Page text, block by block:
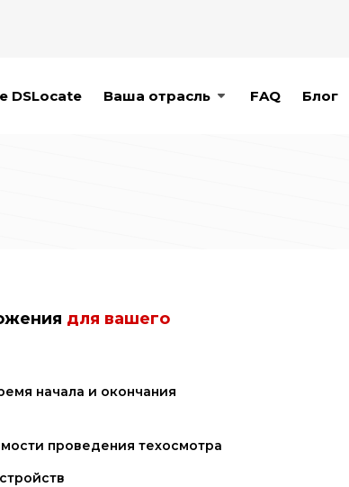
DSLocate Ваша отрасль FAQ Блог
для вашего
начала и окончания
проведения техосмотра